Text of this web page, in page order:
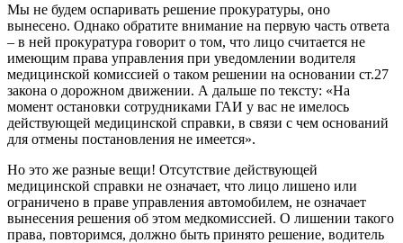
Мы не будем оспаривать решение прокуратуры, оно
вынесено. Однако обратите внимание на первую часть ответа
– в ней прокуратура говорит о том, что лицо считается не
имеющим права управления при уведомлении водителя
медицинской комиссией о таком решении на основании ст.27
закона о дорожном движении. А дальше по тексту: «На
момент остановки сотрудниками ГАИ у вас не имелось
действующей медицинской справки, в связи с чем оснований
для отмены постановления не имеется».
Но это же разные вещи! Отсутствие действующей
медицинской справки не означает, что лицо лишено или
ограничено в праве управления автомобилем, не означает
вынесения решения об этом медкомиссией. О лишении такого
права, повторимся, должно быть принято решение, водитель